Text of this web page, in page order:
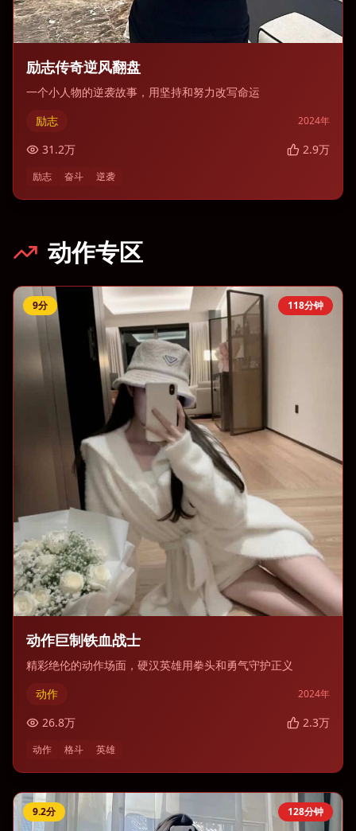
励志传奇逆风翻盘
一个小人物的逆袭故事，用坚持和努力改写命运
励志
2024年
31.2万 2.9万
励志 奋斗 逆袭
动作专区
118分钟
9分
动作巨制铁血战士
精彩绝伦的动作场面，硬汉英雄用拳头和勇气守护正义
动作
2024年
26.8万 2.3万
动作 格斗 英雄
128分钟
9.2分